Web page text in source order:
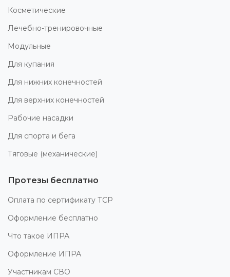
Косметические
Лечебно-тренировочные
Модульные
Для купания
Для нижних конечностей
Для верхних конечностей
Рабочие насадки
Для спорта и бега
Тяговые (механические)
Протезы бесплатно
Оплата по сертификату ТСР
Оформление бесплатно
Что такое ИПРА
Оформление ИПРА
Участникам СВО